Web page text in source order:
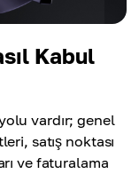
Kabul
vardır; genel
satış noktası
ve faturalama